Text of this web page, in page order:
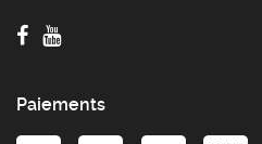
Paiements